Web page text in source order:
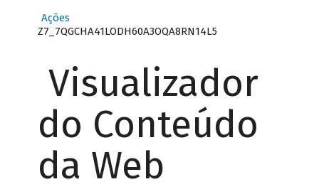
Ações
Z7_7QGCHA41LODH60A3OQA8RN14L5
Visualizador
do Conteúdo
da Web